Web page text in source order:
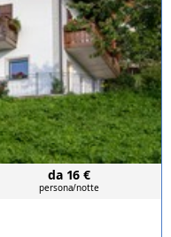
da 16 €
persona/notte